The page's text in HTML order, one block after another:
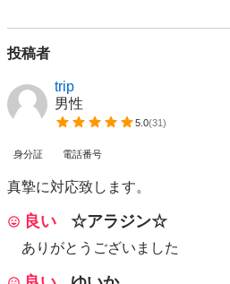
投稿者
trip
男性
5.0(31)
身分証 電話番号
真摯に対応致します。
良い ☆アラジン☆
ありがとうございました